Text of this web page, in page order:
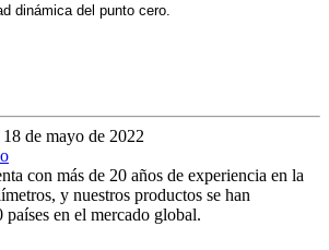
dinámica del punto cero.
de mayo de 2022
con más de 20 años de experiencia en la
y nuestros productos se han
países en el mercado global.